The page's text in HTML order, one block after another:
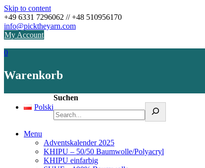
Skip to content
+49 6331 7296062 // +48 510956170
info@picktheyarn.com
My Account
0
Warenkorb
Polski
Suchen
Menu
Adventskalender 2025
KHIPU – 50/50 Baumwolle/Polyacryl
KHIPU einfarbig